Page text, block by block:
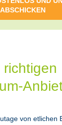
von etlichen